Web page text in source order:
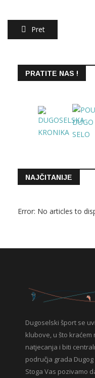
Pret
PRATITE NAS !
NAJČITANIJE
Error: No articles to
Dugoselski šport se
klubove, u što
natjecanja i biti
područja grada
Stoga Vas pozivamo